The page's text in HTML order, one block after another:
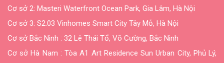
Cơ sở 2: Masteri Waterfront Ocean Park, Gia Lâm, Hà Nội
Cơ sở 3: S2.03 Vinhomes Smart City Tây Mỗ, Hà Nội
Cơ sở Bắc Ninh : 32 Lê Thái Tổ, Võ Cường, Bắc Ninh
Cơ sở Hà Nam :Tòa A1 Art Residence Sun Urban City, Phủ Lý,